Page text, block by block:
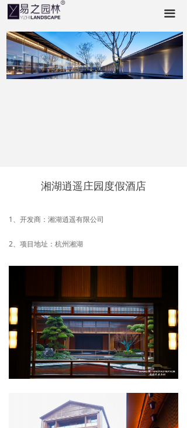
美丽中国●易之行
끀
首页
合作伙伴
关于易之
1、开发商：湘湖逍遥有限公司
2、项目地址：杭州湘湖
湘湖逍遥庄园度假酒店